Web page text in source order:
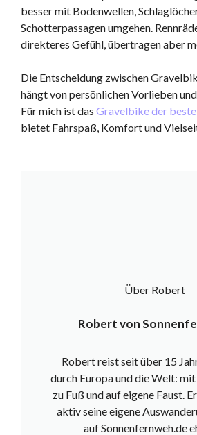
besser mit Bodenwellen,
Schotterpassagen umgehen.
direkteres Gefühl, übertragen aber
Die Entscheidung zwischen
hängt von persönlichen Vorlieben
Für mich ist das Gravelbike der
bietet Fahrspaß, Komfort und
Über Robert
Robert von
Robert reist seit über 15
durch Europa und die Welt: mit
zu Fuß und auf eigene Faust.
aktiv seine eigene
auf Sonnenfernweh.de